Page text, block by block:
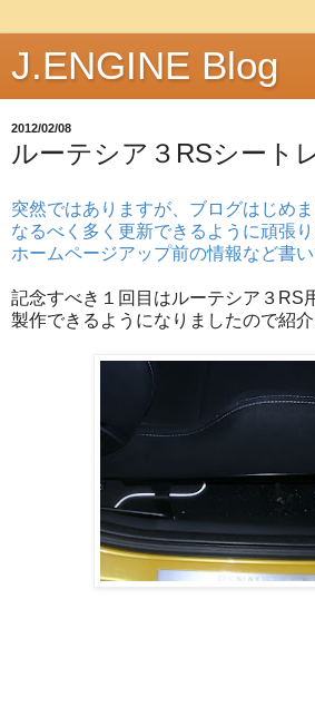
J.ENGINE Blog
2012/02/08
ルーテシア３RSシート
突然ではありますが、ブログはじめま
なるべく多く更新できるように頑張り
ホームページアップ前の情報など書い
記念すべき１回目はルーテシア３RS
製作できるようになりましたので紹介